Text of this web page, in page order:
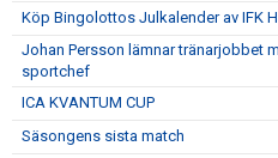
Köp Bingolottos Julkalender av IFK
Johan Persson lämnar tränarjobbet
sportchef
ICA KVANTUM CUP
Säsongens sista match